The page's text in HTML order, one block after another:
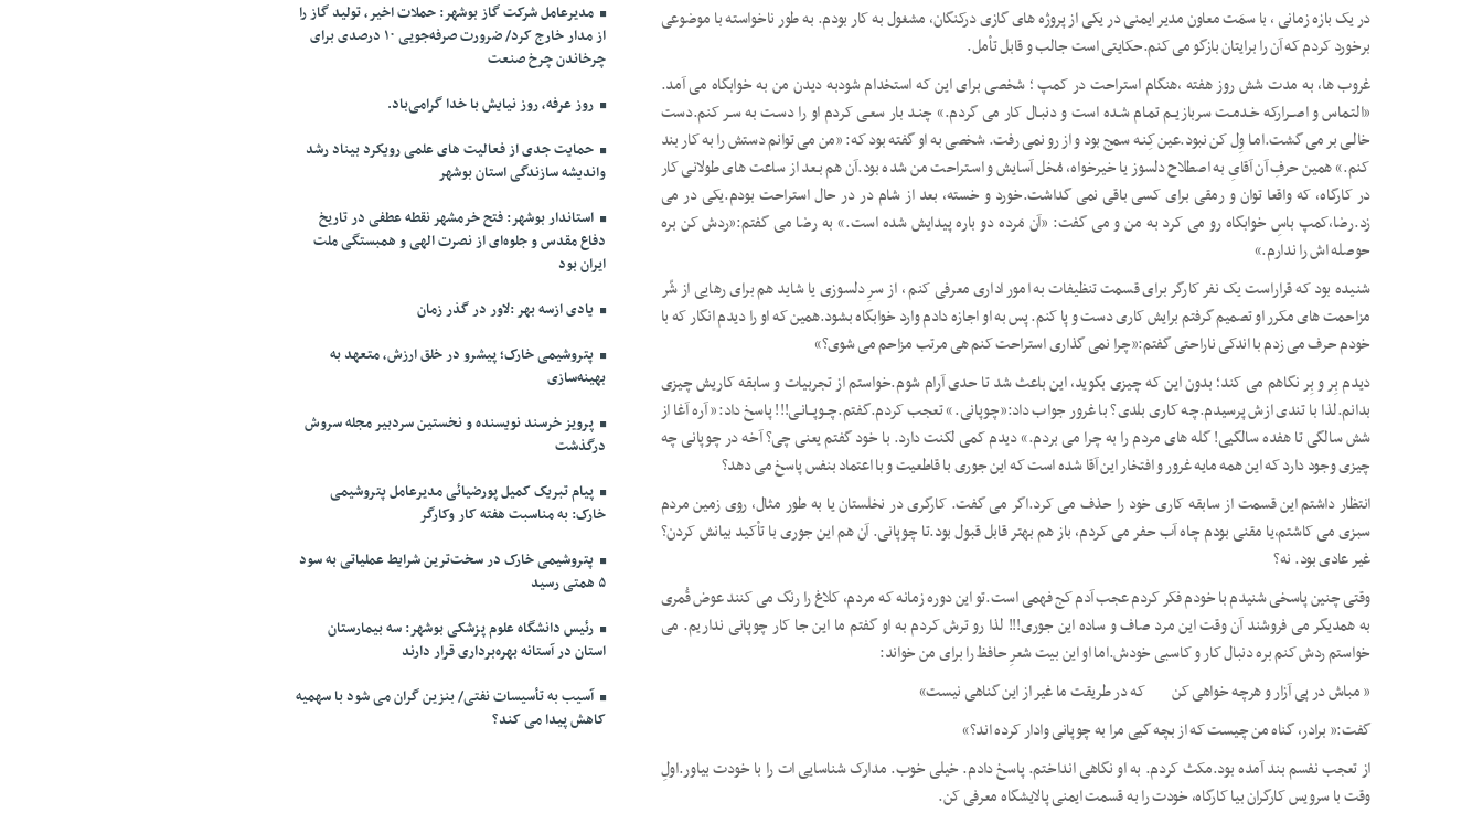
در یک بازه زمانی ، با سمَت معاون مدیر ایمنی در یکی از پروژه های گازی درکنگان، مشغول به کار بودم. به طور ناخواسته با موضوعی
برخورد کردم که آن را برایتان بازگو می کنم.حکایتی است جالب و قابل تأمل.
غروب ها، به مدت شش روز هفته ،هنگام استراحت در کمپ ؛ شخصی برای این که استخدام شودبه دیدن من به خوابگاه می آمد.
«التـماس و اصــرارکه خـدمـت سربازیــم تمـام شـده است و دنبـال کار می گردم.» چنـد بار سعـی کردم او را دسـت به سـر کنم.دست
خالـی بر می گشت.امـا وِل کن نبود.عین کِنـه سمج بود و از رو نمی رفت. شخصی به او گفته بود که: «من می توانم دستش را به کار بند
کنم.» همین حرفِ آن آقایِ به اصطلاح دلسوز یا خیرخواه، مُخل آسایش و اسـتراحت من شده بود.آن هم بـعد از ساعت های طولانی کار
در کارگاه، که واقعا توان و رمقی برای کسی باقی نمی گداشت.خورد و خسته، بعد از شام در در حال استراحت بودم.یکی در می
زد.رضا،کمپ باسِ خوابگاه رو می کرد به من و می گفت: «آن مَرده دو باره پیدایش شده است.» به رضا می گفتم:«ردش کن بره
حوصله اش را ندارم.»
شنیده بود که قراراست یک نفر کارگر برای قسمت تنظیفات به امور اداری معرفی کنم ، از سرِ دلسوزی یا شاید هم برای رهایی از شّر
مزاحمت های مکرر او تصمیم گرفتم برایش کاری دست و پا کنم. پس به او اجازه دادم وارد خوابگاه بشود.همین که او را دیدم انگار که با
خودم حرف می زدم با اندکی ناراحتی گفتم:«چرا نمی گذاری استراحت کنم هی مرتب مزاحم می شوی؟»
دیدم بِر و بِر نگاهم می کند؛ بدون این که چیزی بگوید، این باعث شد تا حدی آرام شوم.خواستم از تجربیات و سابقه کاریش چیزی
بدانم.لذا با تندی ازش پرسیدم.چه کاری بلدی؟ با غرور جواب داد:«چوپانی.» تعجب کردم.گفتم.چــوپــانـی!!! پاسخ داد:« آره آغا از
شش سالگی تا هفده سالگیی! گله های مردم را به چرا می بردم.» دیدم کمی لکنت دارد. با خود گفتم یعنی چی؟ آخه در چوپانی چه
چیزی وجود دارد که این همه مایه غرور و افتخار این آقا شده است که این جوری با قاطعیت و با اعتماد بنفس پاسخ می دهد؟
انتظار داشتم این قسمت از سابقه کاری خود را حذف می کرد.اگر می گفت. کارگری در نخلستان یا به طور مثال، روی زمین مردم
سبزی می کاشتم،یا مقنی بودم چاه آب حفر می کردم، باز هم بهتر قابل قبول بود.تا چوپانی. آن هم این جوری با تأکید بیانش کردن؟
غیر عادی بود. نه؟
وقتی چنین پاسخی شنیدم با خودم فکر کردم عجب آدم کج فهمی است.تو این دوره زمانه که مردم، کلاغ را رنگ می کنند عوض قُمری
به همدیگر می فروشند آن وقت این مرد صاف و ساده این جوری!!! لذا رو ترش کردم به او گفتم ما این جا کار چوپانی نداریم. می
خواستم ردش کنم بره دنبال کار و کاسبی خودش.اما او این بیت شعرِ حافظ را برای من خواند:
« مباش در پی آزار و هرچه خواهی کن که در طریقت ما غیر از این گناهی نیست»
گفت:« برادر، گناه من چیست که از بچه گیی مرا به چوپانی وادار کرده اند؟»
از تعجب نفسم بند آمده بود.مکث کردم. به او نگاهی انداختم. پاسخ دادم. خیلی خوب. مدارک شناسایی ات را با خودت بیاور.اولِ
وقت با سرویس کارگران بیا کارگاه، خودت را به قسمت ایمنی پالایشگاه معرفی کن.
مدیرعامل شرکت گاز بوشهر: حملات اخیر، تولید گاز را
از مدار خارج کرد/ ضرورت صرفه‌جویی ۱۰ درصدی برای
چرخاندن چرخ صنعت
روز عرفه، روز نیایش با خدا گرامی‌باد.
حمایت جدی از فعالیت های علمی رویکرد بیناد رشد
واندیشه سازندگی استان بوشهر
استاندار بوشهر: فتح خرمشهر نقطه عطفی در تاریخ
دفاع مقدس و جلوه‌ای از نصرت الهی و همبستگی ملت
ایران بود
یادی ازسه بهر :لاور در گذر زمان
پتروشیمی خارک؛ پیشرو در خلق ارزش، متعهد به
بهینه‌سازی
پرویز خرسند نویسنده و نخستین سردبیر مجله سروش
درگذشت
پیام تبریک کمیل پورضیائی مدیرعامل پتروشیمی
خارک: به مناسبت هفته کار وکارگر
پتروشیمی خارک در سخت‌ترین شرایط عملیاتی به سود
۵ همتی رسید
رئیس دانشگاه علوم پزشکی بوشهر: سه بیمارستان
استان در آستانه بهره‌برداری قرار دارند
آسیب به تأسیسات نفتی/ بنزین گران می شود با سهمیه
کاهش پیدا می کند؟